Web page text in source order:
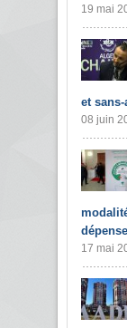
19 mai
et sans-
08 juin
17 mai